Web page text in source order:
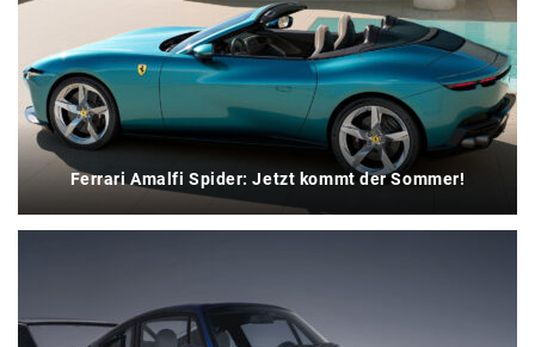
Ferrari Amalfi Spider: Jetzt kommt der Sommer!